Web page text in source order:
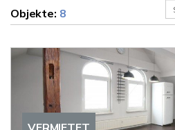
Objekte: 8
VERMIETET